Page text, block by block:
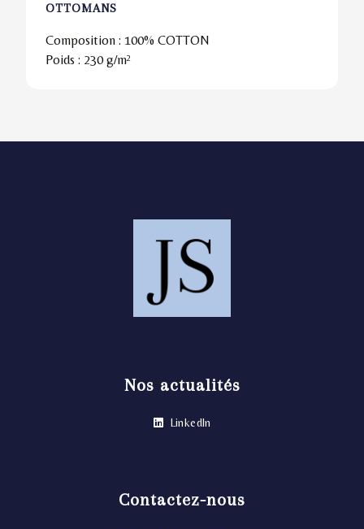
OTTOMANS
Composition : 100% COTTON
Poids : 230 g/m²
Nos actualités
LinkedIn
Contactez-nous